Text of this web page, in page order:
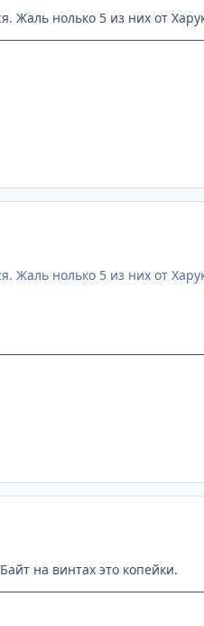
Жаль нолько 5 из них от
Жаль нолько 5 из них от
на винтах это копейки.